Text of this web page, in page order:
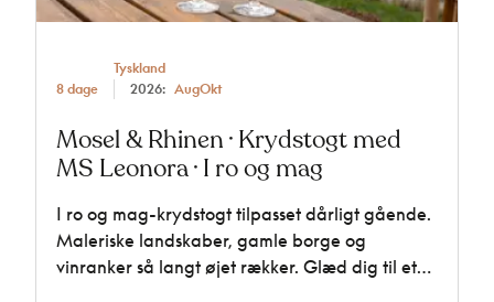
Tyskland
8 dage
2026: AugOkt
Mosel & Rhinen · Krydstogt med
MS Leonora · I ro og mag
I ro og mag-krydstogt tilpasset dårligt gående.
Maleriske landskaber, gamle borge og
vinranker så langt øjet rækker. Glæd dig til et